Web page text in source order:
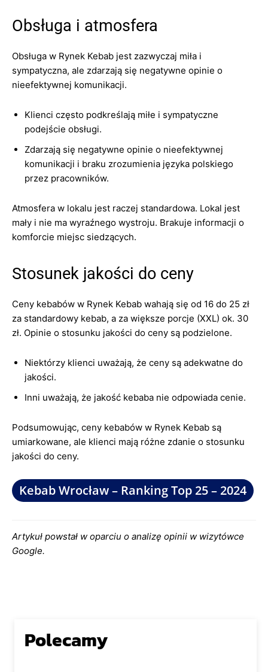
Obsługa i atmosfera
Obsługa w Rynek Kebab jest zazwyczaj miła i
sympatyczna, ale zdarzają się negatywne opinie o
nieefektywnej komunikacji.
Klienci często podkreślają miłe i sympatyczne
podejście obsługi.
Zdarzają się negatywne opinie o nieefektywnej
komunikacji i braku zrozumienia języka polskiego
przez pracowników.
Atmosfera w lokalu jest raczej standardowa. Lokal jest
mały i nie ma wyraźnego wystroju. Brakuje informacji o
komforcie miejsc siedzących.
Stosunek jakości do ceny
Ceny kebabów w Rynek Kebab wahają się od 16 do 25 zł
za standardowy kebab, a za większe porcje (XXL) ok. 30
zł. Opinie o stosunku jakości do ceny są podzielone.
Niektórzy klienci uważają, że ceny są adekwatne do
jakości.
Inni uważają, że jakość kebaba nie odpowiada cenie.
Podsumowując, ceny kebabów w Rynek Kebab są
umiarkowane, ale klienci mają różne zdanie o stosunku
jakości do ceny.
Kebab Wrocław – Ranking Top 25 – 2024
Artykuł powstał w oparciu o analizę opinii w wizytówce
Google.
Polecamy